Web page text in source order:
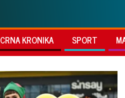
CRNA KRONIKA SPORT